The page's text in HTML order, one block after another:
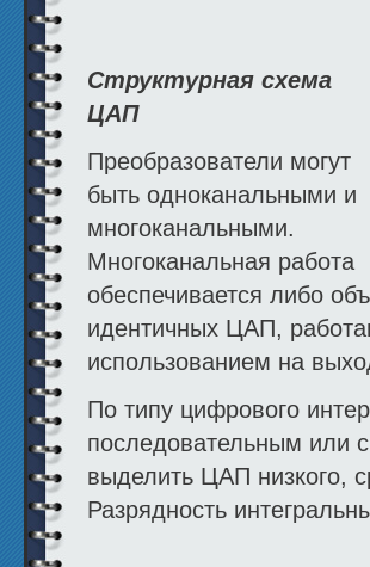
Структурная схема
ЦАП
Преобразователи могут
быть одноканальными и
многоканальными.
Многоканальная работа
обеспечивается либо
идентичных ЦАП,
использованием на
По типу цифрового
последовательным или
выделить ЦАП низкого,
Разрядность